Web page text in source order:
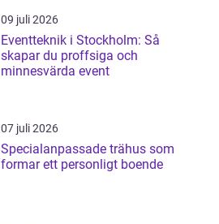
09 juli 2026
Eventteknik i Stockholm: Så
skapar du proffsiga och
minnesvärda event
07 juli 2026
Specialanpassade trähus som
formar ett personligt boende